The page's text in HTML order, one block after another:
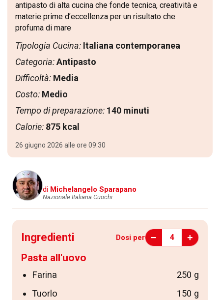
antipasto di alta cucina che fonde tecnica, creatività e
materie prime d’eccellenza per un risultato che
profuma di mare
Tipologia Cucina: Italiana contemporanea
Categoria:Antipasto
Difficoltà: Media
Costo: Medio
Tempo di preparazione: 140 minuti
Calorie: 875 kcal
26 giugno 2026 alle ore 09:30
di Michelangelo Sparapano
Nazionale Italiana Cuochi
Ingredienti Dosi per − 4 +
Pasta all'uovo
Farina
250 g
Tuorlo
150 g